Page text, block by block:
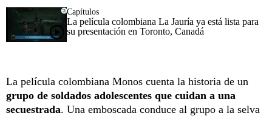
Capítulos
La película colombiana La Jauría ya está lista para
su presentación en Toronto, Canadá
La película colombiana Monos cuenta la historia de un
grupo de soldados adolescentes que cuidan a una
secuestrada. Una emboscada conduce al grupo a la selva